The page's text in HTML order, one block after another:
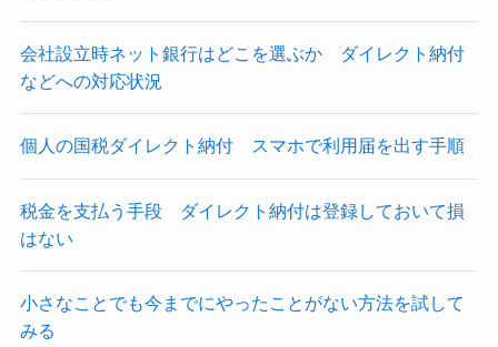
会社設立時ネット銀行はどこを選ぶか ダイレクト納付
などへの対応状況
個人の国税ダイレクト納付 スマホで利用届を出す手順
税金を支払う手段 ダイレクト納付は登録しておいて損
はない
小さなことでも今までにやったことがない方法を試して
みる